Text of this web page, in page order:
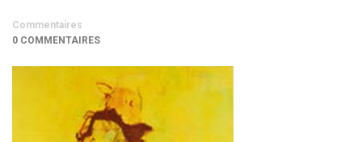
Commentaires
0 COMMENTAIRES